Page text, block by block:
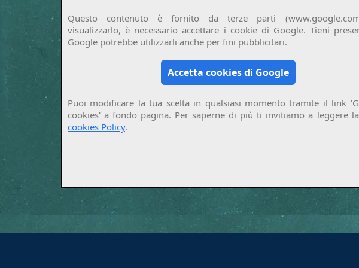
Questo contenuto è fornito da terze parti
visualizzarlo, è necessario accettare i cookie di Google. Tieni
Google potrebbe utilizzarli anche per fini pubblicitari.
Accetta cookies di Google
Puoi modificare la tua scelta in qualsiasi momento tramite il link
cookies' a fondo pagina. Per saperne di più ti invitiamo a leggere
cookies Policy.